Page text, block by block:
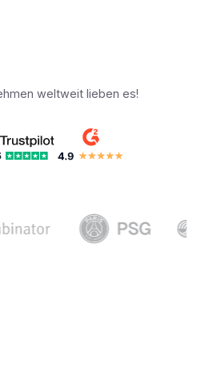
weltweit lieben es!